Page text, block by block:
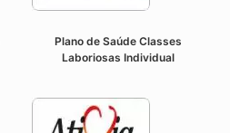
Plano de Saúde Classes
Laboriosas Individual